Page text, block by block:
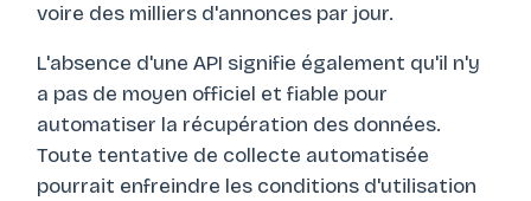
voire des milliers d'annonces par jour.
L'absence d'une API signifie également qu'il n'y
a pas de moyen officiel et fiable pour
automatiser la récupération des données.
Toute tentative de collecte automatisée
pourrait enfreindre les conditions d'utilisation